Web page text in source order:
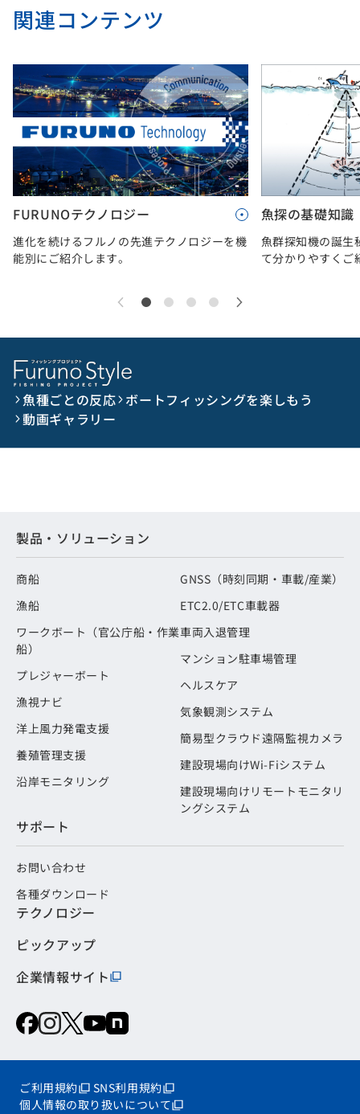
関連コンテンツ
FURUNOテクノロジー
進化を続けるフルノの先進テクノロジーを機
能別にご紹介します。
魚探の基礎知識
魚群探知機の誕生
て分かりやすくご
魚種ごとの反応 ボートフィッシングを楽しもう
動画ギャラリー
製品・ソリューション
商船
漁船
ワークボート（官公庁船・作業
船）
プレジャーボート
漁視ナビ
洋上風力発電支援
養殖管理支援
沿岸モニタリング
GNSS（時刻同期・車載/産業）
ETC2.0/ETC車載器
車両入退管理
マンション駐車場管理
ヘルスケア
気象観測システム
簡易型クラウド遠隔監視カメラ
建設現場向けWi-Fiシステム
建設現場向けリモートモニタリ
ングシステム
サポート
お問い合わせ
各種ダウンロード
テクノロジー
ピックアップ
企業情報サイト
ご利用規約
SNS利用規約
個人情報の取り扱いについて